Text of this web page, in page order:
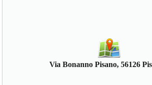
Via Bonanno Pisano, 56126